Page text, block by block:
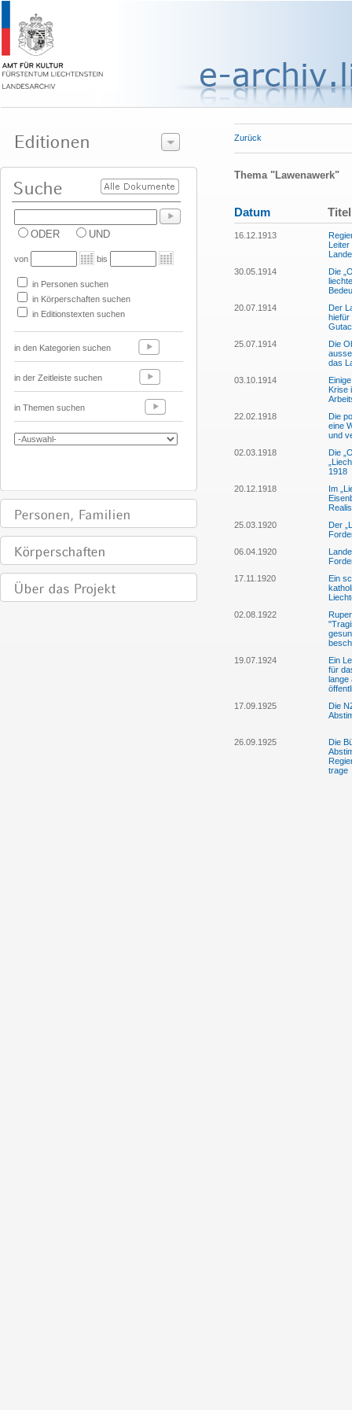
ODER UND
von bis
in Personen suchen
in Körperschaften suchen
in Editionstexten suchen
in den Kategorien suchen
in der Zeitleiste suchen
in Themen suchen
Zurück
Thema "Lawenawerk"
Datum Titel
16.12.1913
Leiter
30.05.1914
Die
20.07.1914
Der
hiefür
25.07.1914
Die
das
03.10.1914
Krise
22.02.1918
Die
eine
und
02.03.1918
Die
1918
20.12.1918
Im
25.03.1920
Der
06.04.1920
17.11.1920
Ein
02.08.1922
19.07.1924
Ein
für
lange
17.09.1925
Die
26.09.1925
Die
trage